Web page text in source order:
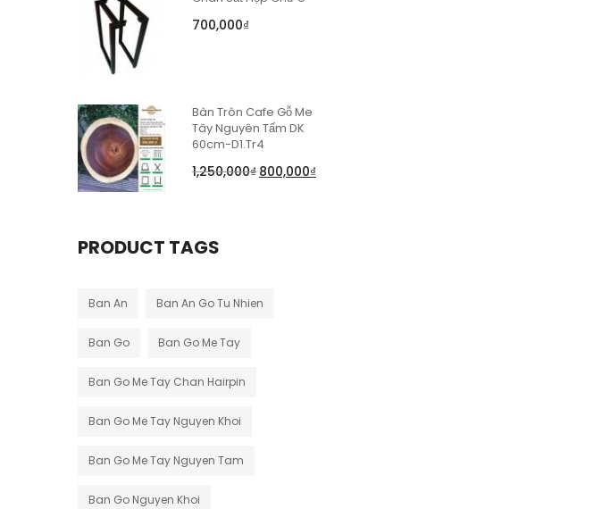
700,000₫
Bàn Tròn Cafe Gỗ Me
Tây Nguyên Tấm DK
60cm-D1.Tr4
1,250,000₫ 800,000₫
PRODUCT TAGS
Ban An Ban An Go Tu Nhien
Ban Go Ban Go Me Tay
Ban Go Me Tay Chan Hairpin
Ban Go Me Tay Nguyen Khoi
Ban Go Me Tay Nguyen Tam
Ban Go Nguyen Khoi